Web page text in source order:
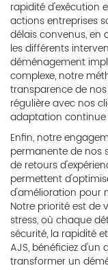
rapidité d'exécution
actions entreprises
délais convenus,
les différents
déménagement
complexe, notre
transparence de
régulière avec nos
adaptation continue
Enfin, notre
permanente de nos
de retours
permettent
d'amélioration pour
Notre priorité est de
stress, où chaque
sécurité, la rapidité
AJS, bénéficiez
transformer un